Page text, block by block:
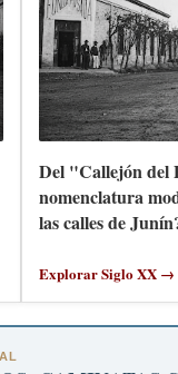
Del "Callejón del
nomenclatura
las calles de
Explorar Siglo XX →